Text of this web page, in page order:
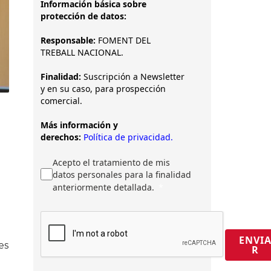
Información básica sobre
protección de datos:
Responsable: FOMENT DEL
TREBALL NACIONAL.
Finalidad: Suscripción a Newsletter
y en su caso, para prospección
comercial.
Más información y
derechos: Política de privacidad.
Acepto el tratamiento de mis
datos personales para la finalidad
anteriormente detallada.
ENVIA
R